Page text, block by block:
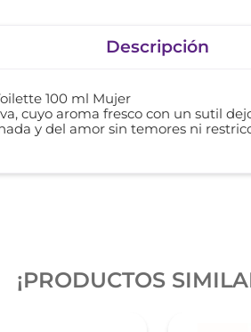
Descripción
100 ml Mujer
cuyo aroma fresco con un sutil
y del amor sin temores ni
¡PRODUCTOS